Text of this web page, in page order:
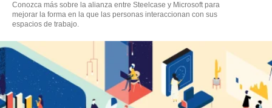
Conozca más sobre la alianza entre Steelcase y Microsoft para
mejorar la forma en la que las personas interaccionan con sus
espacios de trabajo.